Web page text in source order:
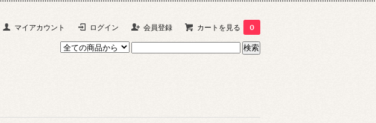
マイアカウント ログイン 会員登録 カートを見る 0